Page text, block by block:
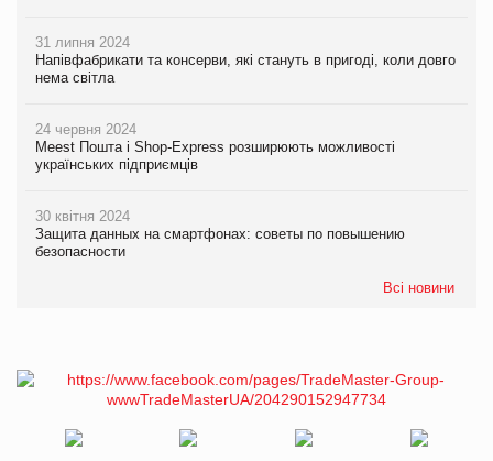
31 липня 2024
Напівфабрикати та консерви, які стануть в пригоді, коли довго
нема світла
24 червня 2024
Meest Пошта і Shop-Express розширюють можливості
українських підприємців
30 квітня 2024
Защита данных на смартфонах: советы по повышению
безопасности
Всі новини